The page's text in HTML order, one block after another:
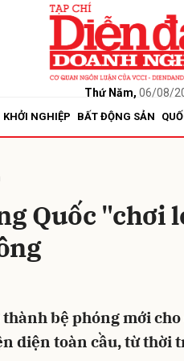
Thứ Năm, 06/08/
KHỞI NGHIỆP BẤT ĐỘNG SẢN
Quốc "chơi
bệ phóng mới
diện toàn cầu, từ thời